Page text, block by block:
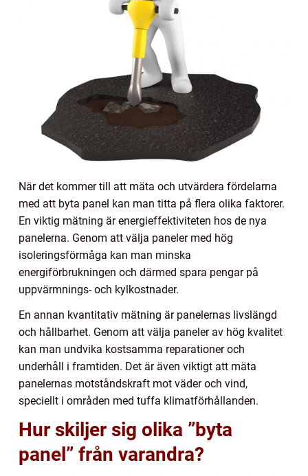
När det kommer till att mäta och utvärdera fördelarna
med att byta panel kan man titta på flera olika faktorer.
En viktig mätning är energieffektiviteten hos de nya
panelerna. Genom att välja paneler med hög
isoleringsförmåga kan man minska
energiförbrukningen och därmed spara pengar på
uppvärmnings- och kylkostnader.
En annan kvantitativ mätning är panelernas livslängd
och hållbarhet. Genom att välja paneler av hög kvalitet
kan man undvika kostsamma reparationer och
underhåll i framtiden. Det är även viktigt att mäta
panelernas motståndskraft mot väder och vind,
speciellt i områden med tuffa klimatförhållanden.
Hur skiljer sig olika ”byta
panel” från varandra?